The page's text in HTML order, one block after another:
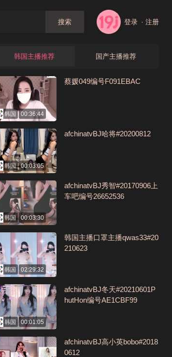
搜索 登录 · 注册
韩国主播推荐 国产主播推荐
韩国 00:36:44
蔡媛049编号F091EBAC
韩国 00:03:05
afchinatvBJ哈将#20200812
韩国 00:03:30
afchinatvBJ秀智#20170906上
车吧编号26652536
韩国 02:29:32
韩国主播口罩主播qwas33#20
210623
韩国 00:01:05
afchinatvBJ冬天#20210601P
hutHon编号AE1CBF99
afchinatvBJ高小英bobo#2018
0612